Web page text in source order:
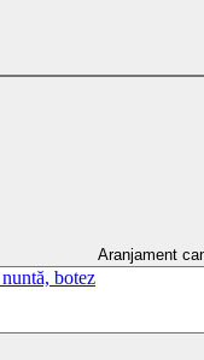
Aranjament
botez